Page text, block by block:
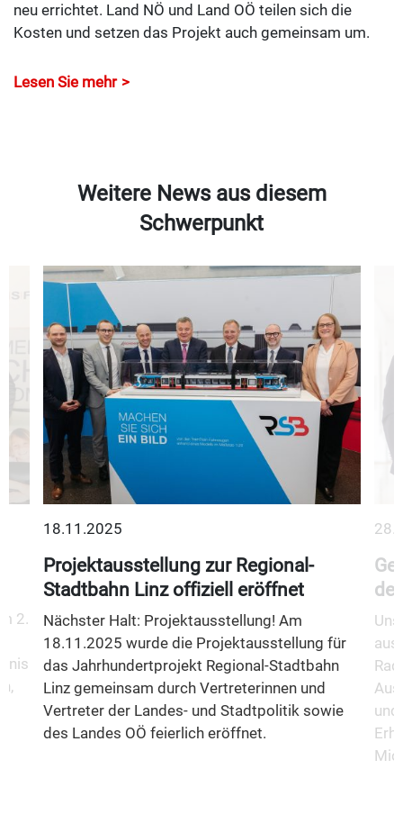
neu errichtet. Land NÖ und Land OÖ teilen sich die
Kosten und setzen das Projekt auch gemeinsam um.
Lesen Sie mehr
Weitere News aus diesem
Schwerpunkt
2.
18.11.2025
Projektausstellung zur Regional-
Stadtbahn Linz offiziell eröffnet
Nächster Halt: Projektausstellung! Am
18.11.2025 wurde die Projektausstellung für
das Jahrhundertprojekt Regional-Stadtbahn
Linz gemeinsam durch Vertreterinnen und
Vertreter der Landes- und Stadtpolitik sowie
des Landes OÖ feierlich eröffnet.